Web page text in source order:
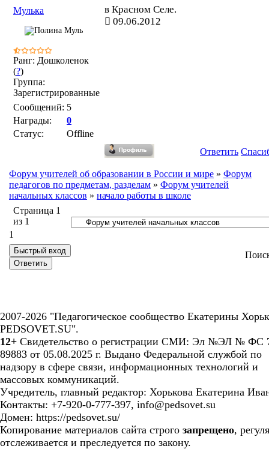
Мулька
Ранг: Дошколенок
(?)
Группа:
Зарегистрированные
Сообщений: 5
Награды:
0
Статус:
Offline
в Красном Селе.
09.06.2012
Ответить
Форум учителей об образовании в России и мире » Форум
педагогов по предметам, разделам » Форум учителей
начальных классов » начало работы в школе
Страница 1
из 1
1
2007-2026 "Педагогическое сообщество Екатерины
PEDSOVET.SU".
12+ Свидетельство о регистрации СМИ: Эл №ЭЛ № ФС
89883 от 05.08.2025 г. Выдано Федеральной службой по
надзору в сфере связи, информационных технологий и
массовых коммуникаций.
Учредитель, главный редактор: Хорькова Екатерина
Контакты: +7-920-0-777-397, info@pedsovet.su
Домен: https://pedsovet.su/
Копирование материалов сайта строго запрещено,
отслеживается и преследуется по закону.